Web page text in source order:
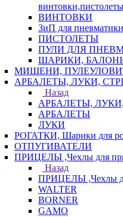
ВИНТОВКИ
ЗиП для пневматики
ПИСТОЛЕТЫ
ПУЛИ ДЛЯ
ШАРИКИ,
МИШЕНИ,
АРБАЛЕТЫ, ЛУКИ,
Назад
АРБАЛЕТЫ,
АРБАЛЕТЫ
ЛУКИ
РОГАТКИ, Шарики для
ОТПУГИВАТЕЛИ
ПРИЦЕЛЫ ,Чехлы для
Назад
ПРИЦЕЛЫ ,Чехлы
WALTER
BORNER
GAMO